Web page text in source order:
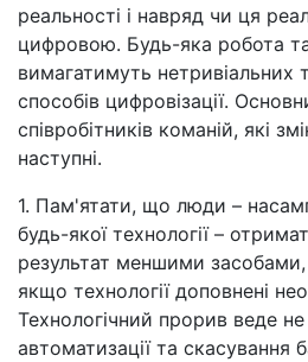
реальності і навряд чи ця
цифровою. Будь-яка робота
вимагатимуть нетривіальних
способів цифровізації.
співробітників команій, які
наступні.
1. Пам'ятати, що люди –
будь-якої технології –
результат меншими
якщо технології доповнені
Технологічний прорив веде
автоматизації та скасування